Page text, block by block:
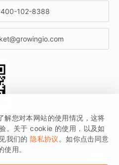
400-102-8388
增长的品牌，核心平台为 GrowingIO
析云。
您对本网站的使用情况，这将
。关于 cookie 的使用，以及如
我们的 隐私协议 。如你点击同意
用。